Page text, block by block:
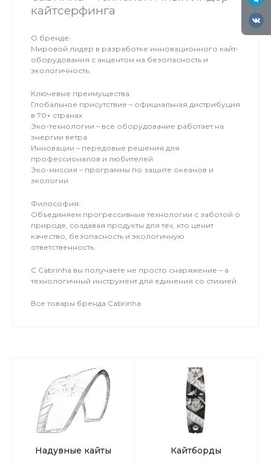
кайтсерфинга
О бренде:
Мировой лидер в разработке инновационного кайт-
оборудования с акцентом на безопасность и
экологичность.
Ключевые преимущества:
Глобальное присутствие – официальная дистрибуция
в 70+ странах
Эко-технологии – всё оборудование работает на
энергии ветра
Инновации – передовые решения для
профессионалов и любителей
Эко-миссия – программы по защите океанов и
экологии
Философия:
Объединяем прогрессивные технологии с заботой о
природе, создавая продукты для тех, кто ценит
качество, безопасность и экологичную
ответственность.
С Cabrinha вы получаете не просто снаряжение – а
технологичный инструмент для единения со стихией.
Все товары бренда Cabrinha
Надувные кайты Кайтборды